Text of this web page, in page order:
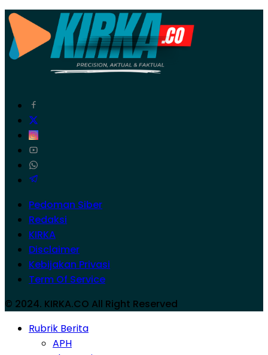
Pedoman Siber
Redaksi
KIRKA
Disclaimer
Kebijakan Privasi
Term Of Service
© 2024. KIRKA.CO All Right Reserved
Rubrik Berita
APH